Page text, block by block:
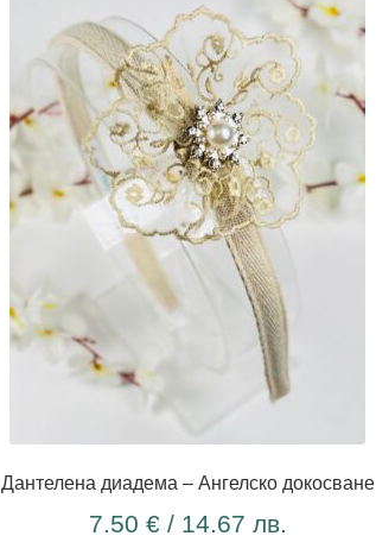
Дантелена диадема – Ангелско докосване
7.50 € / 14.67 лв.